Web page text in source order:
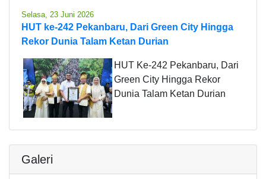
Selasa, 23 Juni 2026
HUT ke-242 Pekanbaru, Dari Green City Hingga
Rekor Dunia Talam Ketan Durian
HUT Ke-242 Pekanbaru, Dari
Green City Hingga Rekor
Dunia Talam Ketan Durian
Galeri